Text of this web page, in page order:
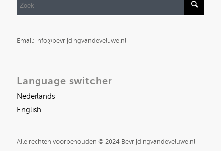
Email: info@bevrijdingvandeveluwe.nl
Language switcher
Nederlands
English
Alle rechten voorbehouden © 2024 Bevrijdingvandeveluwe.nl